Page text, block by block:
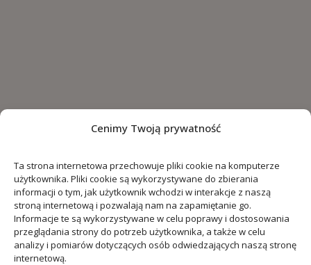
Cenimy Twoją prywatność
Ta strona internetowa przechowuje pliki cookie na komputerze
użytkownika. Pliki cookie są wykorzystywane do zbierania
informacji o tym, jak użytkownik wchodzi w interakcje z naszą
stroną internetową i pozwalają nam na zapamiętanie go.
Informacje te są wykorzystywane w celu poprawy i dostosowania
przeglądania strony do potrzeb użytkownika, a także w celu
analizy i pomiarów dotyczących osób odwiedzających naszą stronę
internetową.